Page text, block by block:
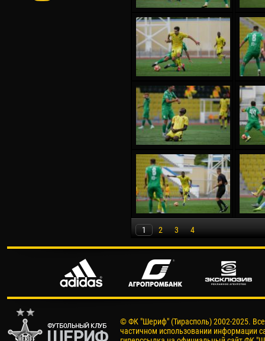
1 2 3 4
© ФК "Шериф" (Тирасполь) 2002-2025.
частичном использовании информации